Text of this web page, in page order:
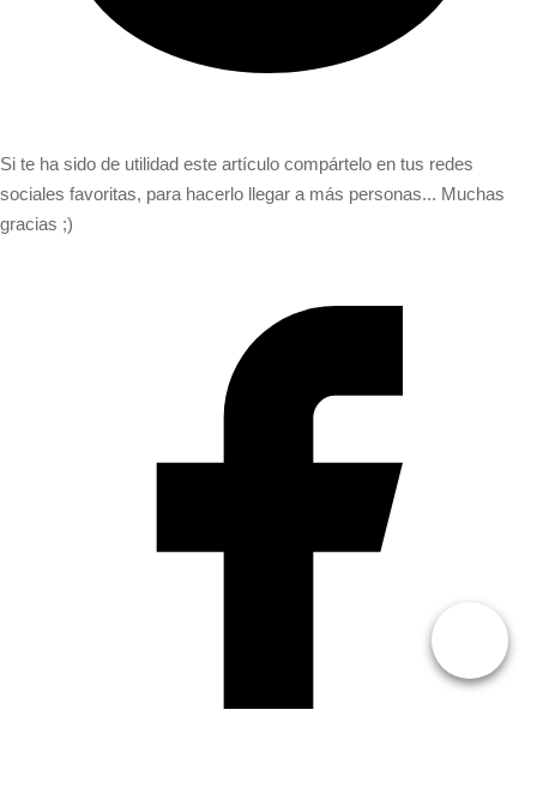
Si te ha sido de utilidad este artículo compártelo en tus redes
sociales favoritas, para hacerlo llegar a más personas... Muchas
gracias ;)